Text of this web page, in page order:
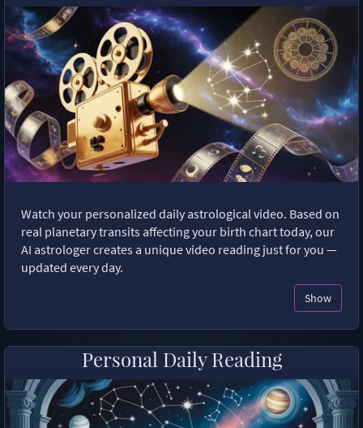
Watch your personalized daily astrological video. Based on
real planetary transits affecting your birth chart today, our
AI astrologer creates a unique video reading just for you —
updated every day.
Show
Personal Daily Reading